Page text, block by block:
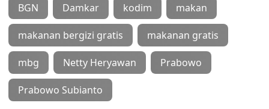
BGN Damkar kodim makan
makanan bergizi gratis makanan gratis
mbg Netty Heryawan Prabowo
Prabowo Subianto